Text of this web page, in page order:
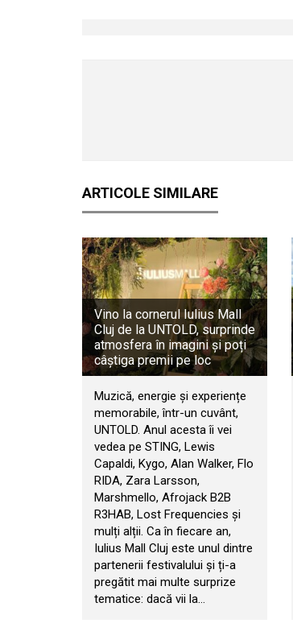
ARTICOLE SIMILARE
Vino la cornerul Iulius Mall
Cluj de la UNTOLD, surprinde
atmosfera în imagini și poți
câștiga premii pe loc
Muzică, energie și experiențe
memorabile, într-un cuvânt,
UNTOLD. Anul acesta îi vei
vedea pe STING, Lewis
Capaldi, Kygo, Alan Walker, Flo
RIDA, Zara Larsson,
Marshmello, Afrojack B2B
R3HAB, Lost Frequencies și
mulți alții. Ca în fiecare an,
Iulius Mall Cluj este unul dintre
partenerii festivalului și ți-a
pregătit mai multe surprize
tematice: dacă vii la…